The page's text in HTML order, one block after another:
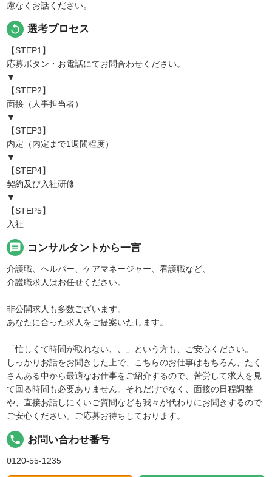
慮なくお話ください。
replay 選考プロセス
【STEP1】
応募ボタン・お電話にてお問合わせください。
▼
【STEP2】
面接（人事担当者）
▼
【STEP3】
内定（内定まで1週間程度）
▼
【STEP4】
契約及び入社研修
▼
【STEP5】
入社
message コンサルタントから一言
介護職、ヘルパー、ケアマネージャー、看護職など、
介護職求人はお任せください。
非公開求人も多数ございます。
あなたに合った求人をご提案いたします。
「忙しくて時間が取れない、、」という方も、ご安心ください。
しっかりお話をお聞きした上で、こちらのお仕事はもちろん、たく
さんある中から最適なお仕事をご紹介するので、苦労して求人を見
て回る時間も必要ありません。それだけでなく、面接の日程調整
や、直接お話しにくいご質問なども我々が代わりにお聞きするので
ご安心ください。ご応募お待ちしております。
local_phone お問い合わせ番号
0120-55-1235